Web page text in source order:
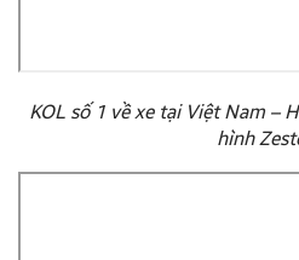
KOL số 1 về xe tại Việt Nam –
hình